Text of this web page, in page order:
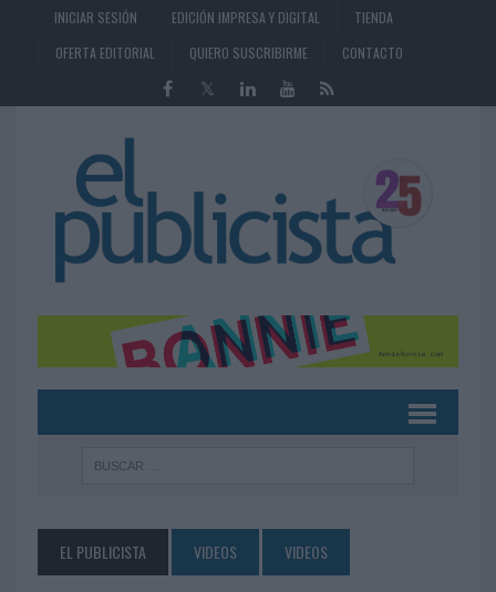
INICIAR SESIÓN EDICIÓN IMPRESA Y DIGITAL
TIENDA
OFERTA EDITORIAL
QUIERO SUSCRIBIRME CONTACTO
EL PUBLICISTA VIDEOS VIDEOS